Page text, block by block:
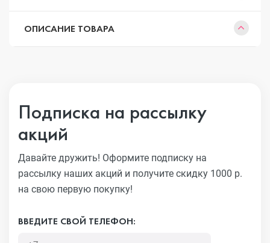
ОПИСАНИЕ ТОВАРА
Подписка на рассылку
акций
Давайте дружить! Оформите подписку на
рассылку наших акций и получите скидку 1000 р.
на свою первую покупку!
ВВЕДИТЕ СВОЙ ТЕЛЕФОН: